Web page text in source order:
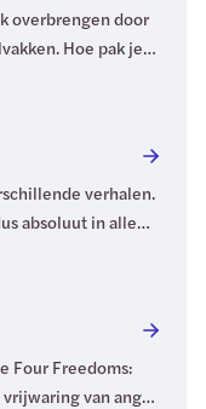
overbrengen door
Hoe pak je
verhalen.
absoluut in alle
Four Freedoms:
van angst